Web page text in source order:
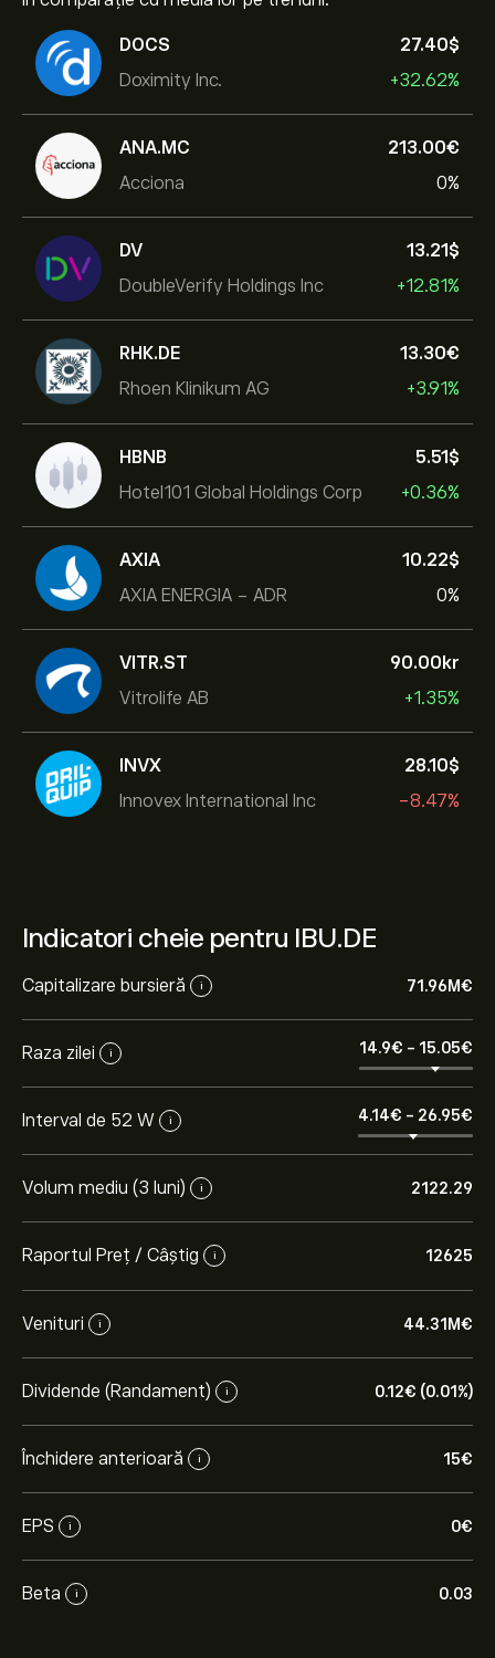
DOCS
Doximity Inc.
27.40‎$‎
+32.62%
ANA.MC
Acciona
213.00‎€‎
0%
DV
DoubleVerify Holdings Inc
13.21‎$‎
+12.81%
RHK.DE
Rhoen Klinikum AG
13.30‎€‎
+3.91%
HBNB
Hotel101 Global Holdings Corp
5.51‎$‎
+0.36%
AXIA
AXIA ENERGIA - ADR
10.22‎$‎
0%
VITR.ST
Vitrolife AB
90.00‎kr‎
+1.35%
INVX
Innovex International Inc
28.10‎$‎
-8.47%
Indicatori cheie pentru IBU.DE
Capitalizare bursieră i 71.96M‎€‎
Raza zilei i 14.9‎€‎ - 15.05‎€‎
Interval de 52 W i 4.14‎€‎ - 26.95‎€‎
Volum mediu (3 luni) i 2122.29
Raportul Preț / Câștig i 12625
Venituri i 44.31M‎€‎
Dividende (Randament) i 0.12‎€‎ (0.01%)
Închidere anterioară i 15‎€‎
EPS i 0‎€‎
Beta i 0.03